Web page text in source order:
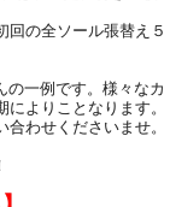
回の全ソール張替え５
の一例です。様々なカ
よりことなります。
わせくださいませ。